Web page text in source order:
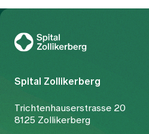
Spital Zollikerberg
Trichtenhauserstrasse 20
8125 Zollikerberg